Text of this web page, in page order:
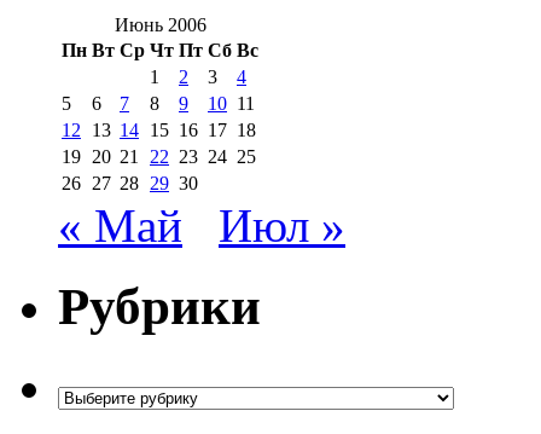
Июнь 2006
Пн Вт Ср Чт Пт Сб Вс
1
2 3
4
5
6 7 8 9 10 11
12 13 14 15 16 17 18
19 20 21 22 23 24 25
26 27 28 29 30
« Май Июл »
Рубрики
Рубрики